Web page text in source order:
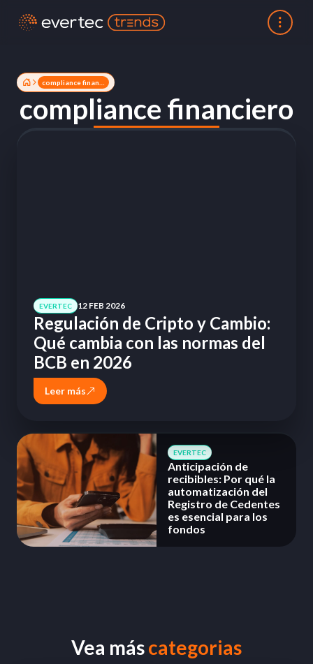
compliance financiero
EVERTEC 12 FEB 2026
Regulación de Cripto y Cambio:
Qué cambia con las normas del
BCB en 2026
Leer más
EVERTEC
Anticipación de
recibibles: Por qué la
automatización del
Registro de Cedentes
es esencial para los
fondos
Vea máscategorias